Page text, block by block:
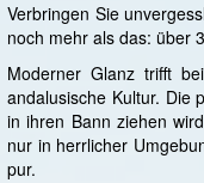
Verbringen Sie
noch mehr als das: über
Moderner Glanz trifft
andalusische Kultur. Die
in ihren Bann ziehen
nur in herrlicher
pur.